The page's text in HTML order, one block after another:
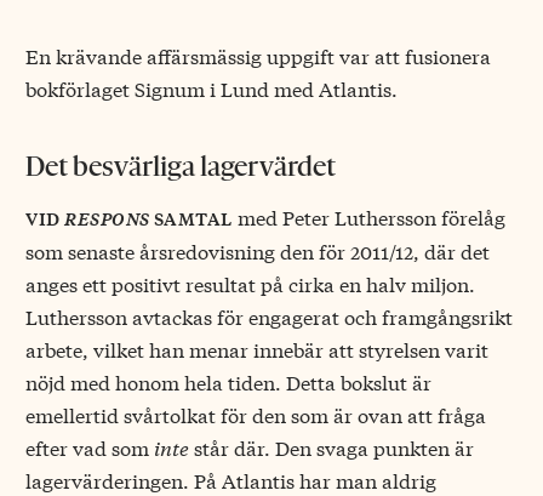
En krävande affärsmässig uppgift var att fusionera
bokförlaget Signum i Lund med Atlantis.
Det besvärliga lagervärdet
vidresponssamtal med Peter Luthersson förelåg
som senaste årsredovisning den för 2011/12, där det
anges ett positivt resultat på cirka en halv miljon.
Luthersson avtackas för engagerat och framgångsrikt
arbete, vilket han menar innebär att styrelsen varit
nöjd med honom hela tiden. Detta bokslut är
emellertid svårtolkat för den som är ovan att fråga
efter vad som intestår där. Den svaga punkten är
lagervärderingen. På Atlantis har man aldrig